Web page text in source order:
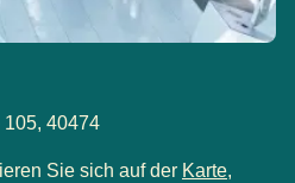
40474
Sie sich auf der Karte(,